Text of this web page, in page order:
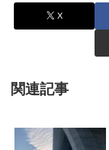
X
関連記事